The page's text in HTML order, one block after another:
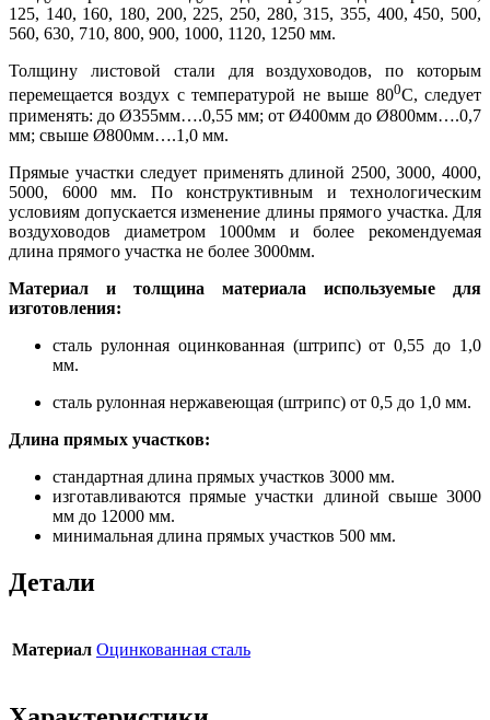
125, 140, 160, 180, 200, 225, 250, 280, 315, 355, 400, 450, 500,
560, 630, 710, 800, 900, 1000, 1120, 1250 мм.
Толщину листовой стали для воздуховодов, по которым
перемещается воздух с температурой не выше 800С, следует
применять: до Ø355мм….0,55 мм; от Ø400мм до Ø800мм….0,7
мм; свыше Ø800мм….1,0 мм.
Прямые участки следует применять длиной 2500, 3000, 4000,
5000, 6000 мм. По конструктивным и технологическим
условиям допускается изменение длины прямого участка. Для
воздуховодов диаметром 1000мм и более рекомендуемая
длина прямого участка не более 3000мм.
Материал и толщина материала используемые для
изготовления:
сталь рулонная оцинкованная (штрипс) от 0,55 до 1,0
мм.
сталь рулонная нержавеющая (штрипс) от 0,5 до 1,0 мм.
Длина прямых участков:
стандартная длина прямых участков 3000 мм.
изготавливаются прямые участки длиной свыше 3000
мм до 12000 мм.
минимальная длина прямых участков 500 мм.
Детали
Материал Оцинкованная сталь